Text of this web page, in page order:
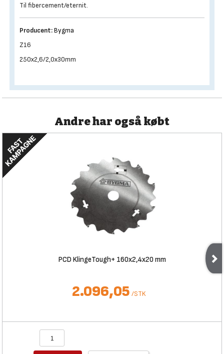
Til fibercement/eternit.
Producent:Bygma
Z16
250x2,6/2,0x30mm
Andre har også købt
PCD KlingeTough+ 160x2,4x20 mm
2.096,05 /STK